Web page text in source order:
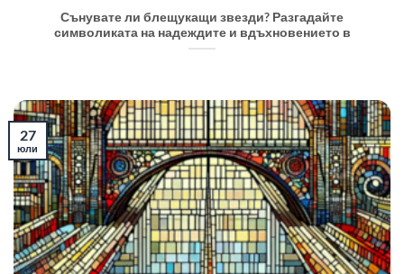
Сънувате ли блещукащи звезди? Разгадайте
символиката на надеждите и вдъхновението в
27
юли